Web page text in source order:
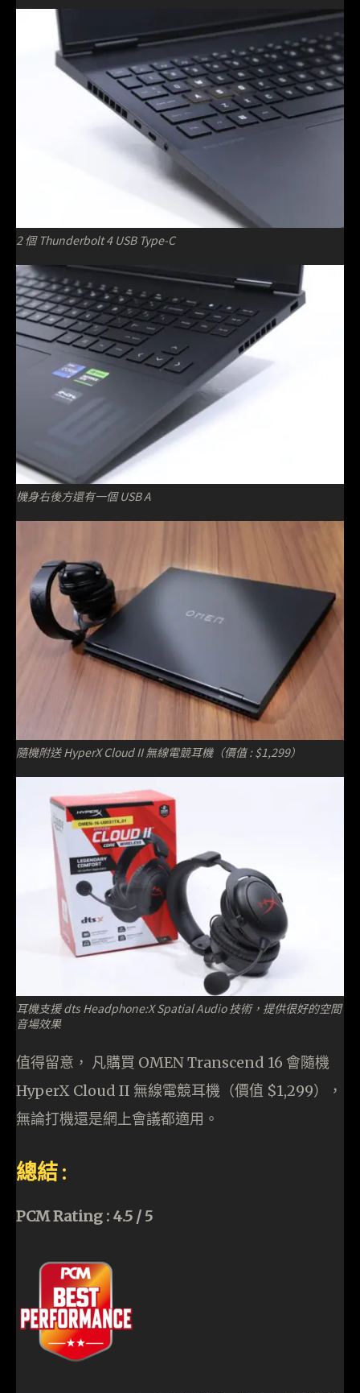
2 個 Thunderbolt 4 USB Type-C
機身右後方還有一個 USB A
隨機附送 HyperX Cloud II 無線電競耳機（價值 : $1,299）
耳機支援 dts Headphone:X Spatial Audio 技術，提供很好的空間
音場效果
值得留意， 凡購買 OMEN Transcend 16 會隨機
HyperX Cloud II 無線電競耳機（價值 $1,299），
無論打機還是網上會議都適用。
總結 :
PCM Rating : 4.5 / 5